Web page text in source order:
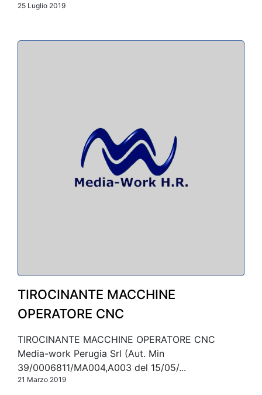
25 Luglio 2019
TIROCINANTE MACCHINE
OPERATORE CNC
TIROCINANTE MACCHINE OPERATORE CNC
Media-work Perugia Srl (Aut. Min
39/0006811/MA004,A003 del 15/05/...
21 Marzo 2019